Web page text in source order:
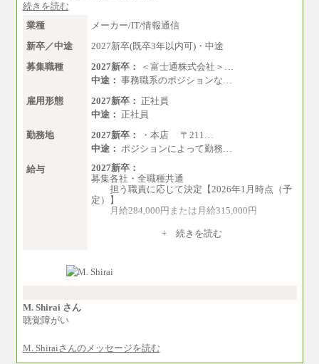
続きを読む
業種
メーカー/IT/情報通信
新卒／中途
2027新卒(既卒3年以内可)・中途
募集職種
2027新卒：
＜富士通株式会社＞…
中途： 事務職系のポジションな…
雇用形態
2027新卒： 正社員
中途： 正社員
勤務地
2027新卒：
・本店 〒211…
中途： ポジションによって勤務…
給与
2027新卒：
募集各社・全職種共通
担う職責に応じて決定【2026年1月時点（予
定）】
月給284,000円または月給315,000円
※入社後早期から、自律的な業務遂行が求
り高い職責を担う方については、さらに高い金
※上記に加え、所定労働時間外に勤務をし
た場合には、時間外勤務手当を支給します。
+ 続きを読む
M. Shirai さん
聴覚障がい
M. Shiraiさんのメッセージを読む